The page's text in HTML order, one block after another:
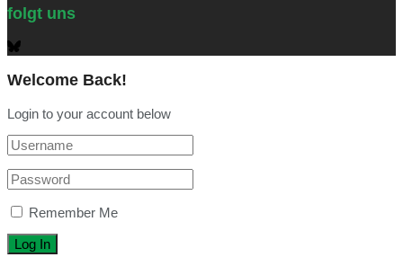
folgt uns
Welcome Back!
Login to your account below
Remember Me